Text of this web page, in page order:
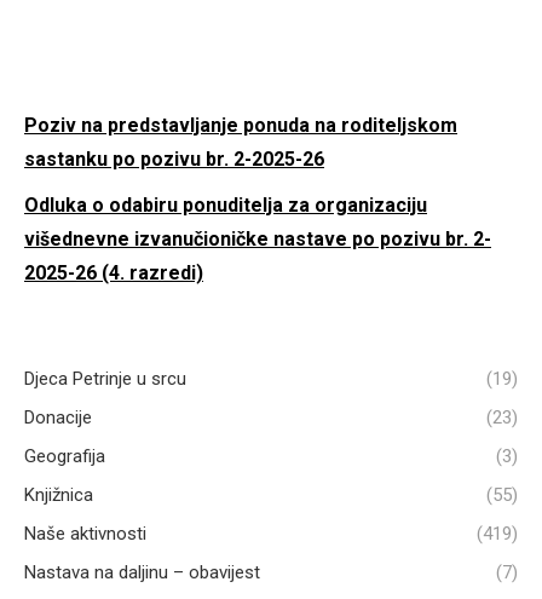
Poziv na predstavljanje ponuda na roditeljskom
sastanku po pozivu br. 2-2025-26
Odluka o odabiru ponuditelja za organizaciju
višednevne izvanučioničke nastave po pozivu br. 2-
2025-26 (4. razredi)
Djeca Petrinje u srcu
(19)
Donacije
(23)
Geografija
(3)
Knjižnica
(55)
Naše aktivnosti
(419)
Nastava na daljinu – obavijest
(7)